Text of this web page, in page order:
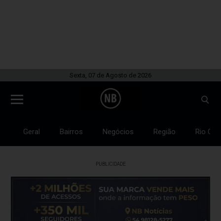
Sexta, 07 de Agosto de 2026
Geral Bairros Negócios Região Rio
PUBLICIDADE